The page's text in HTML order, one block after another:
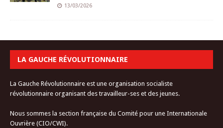
13/03/2026
LA GAUCHE RÉVOLUTIONNAIRE
La Gauche Révolutionnaire est une organisation socialiste
révolutionnaire organisant des travailleur-ses et des jeunes.
Nous sommes la section française du Comité pour une Internationale
Ouvrière (CIO/CWI).